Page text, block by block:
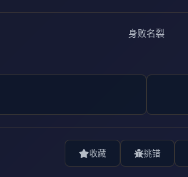
身败名裂
收藏 挑错